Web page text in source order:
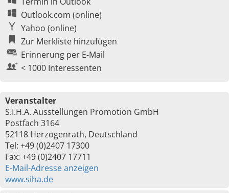
Outlook.com (online)
Yahoo (online)
Zur Merkliste hinzufügen
Erinnerung per E-Mail
< 1000 Interessenten
Veranstalter
S.I.H.A. Ausstellungen Promotion GmbH
Postfach 3164
52118 Herzogenrath, Deutschland
Tel: +49 (0)2407 17300
Fax: +49 (0)2407 17711
E-Mail-Adresse anzeigen
www.siha.de